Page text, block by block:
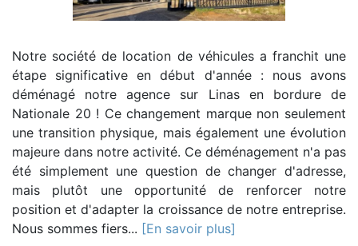
Notre société de location de véhicules a franchit une
étape significative en début d'année : nous avons
déménagé notre agence sur Linas en bordure de
Nationale 20 ! Ce changement marque non seulement
une transition physique, mais également une évolution
majeure dans notre activité. Ce déménagement n'a pas
été simplement une question de changer d'adresse,
mais plutôt une opportunité de renforcer notre
position et d'adapter la croissance de notre entreprise.
Nous sommes fiers... [En savoir plus]